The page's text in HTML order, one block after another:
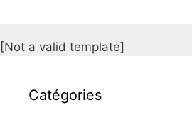
[Not a valid template]
Catégories